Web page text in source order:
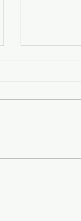
cultural de